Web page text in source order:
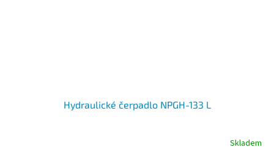
Hydraulické čerpadlo NPGH-133 L
Skladem